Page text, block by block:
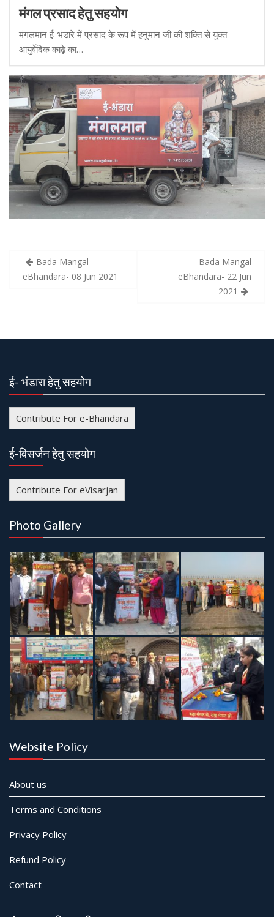
मंगल प्रसाद हेतु सहयोग
मंगलमान ई-भंडारे में प्रसाद के रूप में हनुमान जी की शक्ति से युक्त
आयुर्वेदिक काढ़े का…
n
v
i
g
t
i
o
Bada Mangal
eBhandara- 08 Jun 2021
Bada Mangal
eBhandara- 22 Jun
2021
ई- भंडारा हेतु सहयोग
Contribute For e-Bhandara
ई-विसर्जन हेतु सहयोग
Contribute For eVisarjan
Photo Gallery
Website Policy
About us
Terms and Conditions
Privacy Policy
Refund Policy
Contact